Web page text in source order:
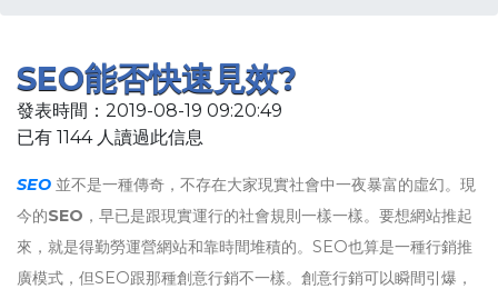
SEO能否快速見效?
發表時間：2019-08-19 09:20:49
已有 1144 人讀過此信息
SEO 並不是一種傳奇，不存在大家現實社會中一夜暴富的虛幻。現
今的SEO ，早已是跟現實運行的社會規則一樣一樣。要想網站推起
來，就是得勤勞運營網站和靠時間堆積的。SEO也算是一種行銷推
廣模式，但SEO跟那種創意行銷不一樣。創意行銷可以瞬間引爆，